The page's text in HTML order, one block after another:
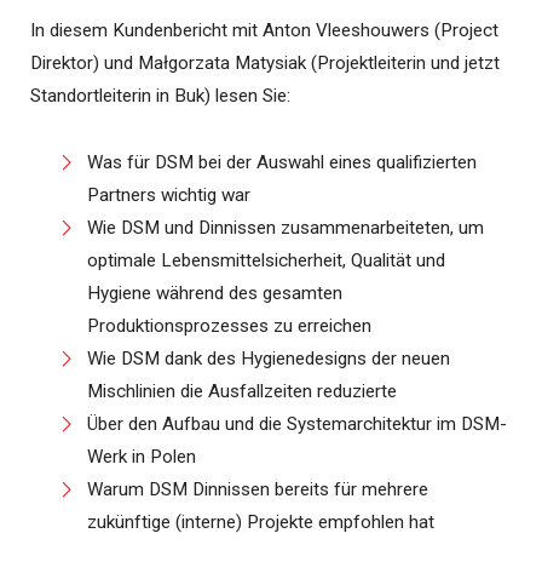
In diesem Kundenbericht mit Anton Vleeshouwers (Project
Direktor) und Małgorzata Matysiak (Projektleiterin und jetzt
Standortleiterin in Buk) lesen Sie:
Was für DSM bei der Auswahl eines qualifizierten
Partners wichtig war
Wie DSM und Dinnissen zusammenarbeiteten, um
optimale Lebensmittelsicherheit, Qualität und
Hygiene während des gesamten
Produktionsprozesses zu erreichen
Wie DSM dank des Hygienedesigns der neuen
Mischlinien die Ausfallzeiten reduzierte
Über den Aufbau und die Systemarchitektur im DSM-
Werk in Polen
Warum DSM Dinnissen bereits für mehrere
zukünftige (interne) Projekte empfohlen hat